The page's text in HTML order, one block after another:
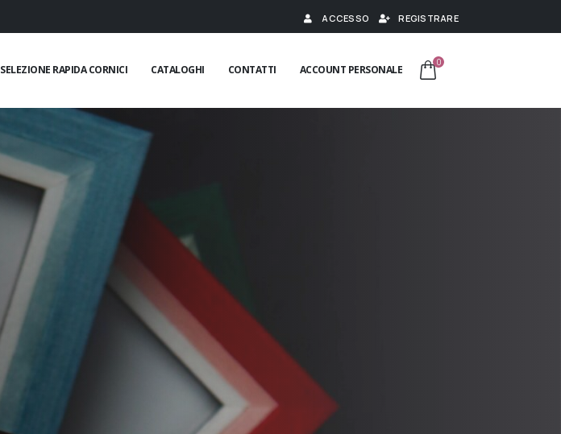
ACCESSO REGISTRARE
SELEZIONE RAPIDA CORNICI CATALOGHI CONTATTI ACCOUNT PERSONALE
0